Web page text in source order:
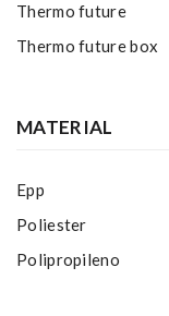
Thermo future
Thermo future box
MATERIAL
Epp
Poliester
Polipropileno